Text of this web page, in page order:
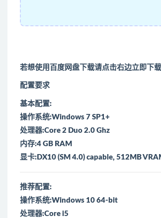
若想使用百度网盘下载请点击右边立即下载
配置要求
基本配置:
操作系统:Windows 7 SP1+
处理器:Core 2 Duo 2.0 Ghz
内存:4 GB RAM
显卡:DX10 (SM 4.0) capable, 512MB
推荐配置:
操作系统:Windows 10 64-bit
处理器:Core i5